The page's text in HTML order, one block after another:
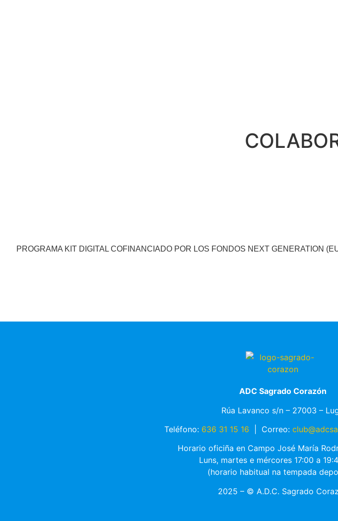
PROGRAMA KIT DIGITAL COFINANCIADO POR LOS FONDOS NEXT GENERATION
ADC Sagrado Corazón
Rúa Lavanco s/n – 27003 –
Teléfono: 636 31 15 16 Correo:
Horario oficiña en Campo José María
Luns, martes e mércores 17:00 a
(horario habitual na tempada
2025 – © A.D.C. Sagrado